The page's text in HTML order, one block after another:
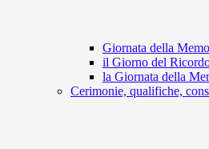
Giornata della
il Giorno del
la Giornata della
Cerimonie, qualifiche,